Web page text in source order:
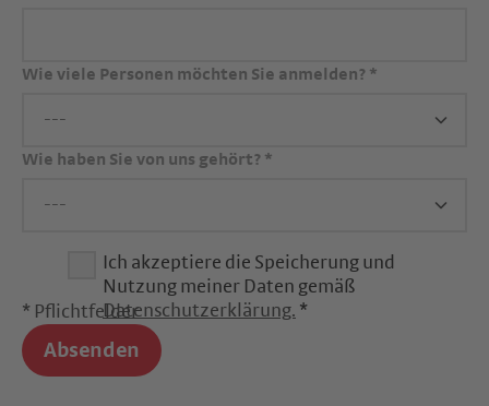
Wie viele Personen möchten Sie anmelden? *
Wie haben Sie von uns gehört? *
Ich akzeptiere die Speicherung und
Nutzung meiner Daten gemäß
Datenschutzerklärung. *
* Pflichtfelder
Absenden